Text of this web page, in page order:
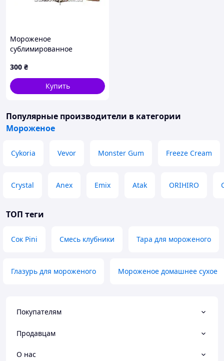
Мороженое
сублимированное
300 ₴
Купить
Популярные производители в категории
Мороженое
Cykoria Vevor Monster Gum Freeze Cream
Crystal Anex Emix Atak ORIHIRO
ТОП теги
Сок Pini Смесь клубники Тара для мороженого
Глазурь для мороженого Мороженое домашнее сухое
Покупателям
Продавцам
О нас